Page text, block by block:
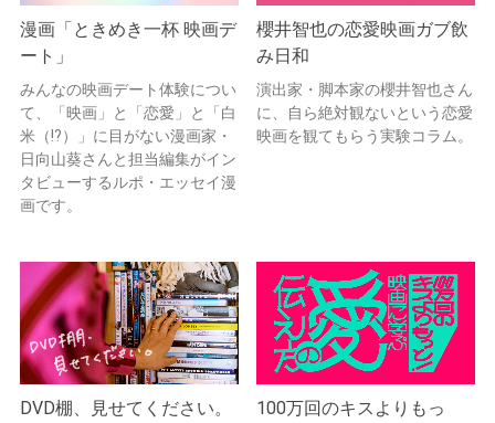
漫画「ときめき一杯 映画デ
ート」
みんなの映画デート体験につい
て、「映画」と「恋愛」と「白
米（!?）」に目がない漫画家・
日向山葵さんと担当編集がイン
タビューするルポ・エッセイ漫
画です。
櫻井智也の恋愛映画ガブ飲
み日和
演出家・脚本家の櫻井智也さん
に、自ら絶対観ないという恋愛
映画を観てもらう実験コラム。
DVD棚、見せてください。
100万回のキスよりもっ